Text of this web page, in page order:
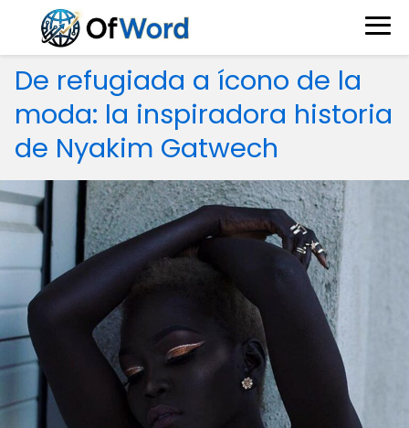
De refugiada a ícono de la
moda: la inspiradora historia
de Nyakim Gatwech